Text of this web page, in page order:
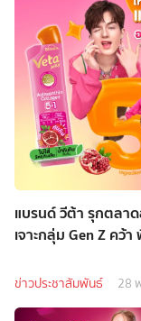
แบรนด์ วีต้า รุกตลา
เจาะกลุ่ม Gen Z คว้
ข่าวประชาสัมพันธ์ 28